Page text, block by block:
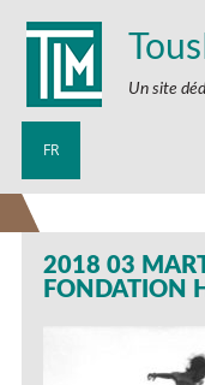
Un site
FR
2018 03
FONDATION